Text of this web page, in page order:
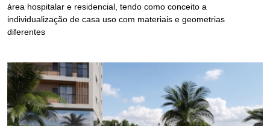
área hospitalar e residencial, tendo como conceito a
individualização de casa uso com materiais e geometrias
diferentes